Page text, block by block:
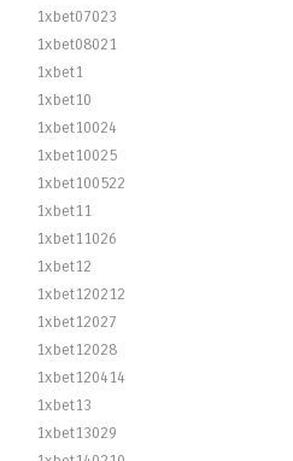
1xbet07023
1xbet08021
1xbet1
1xbet10
1xbet10024
1xbet10025
1xbet100522
1xbet11
1xbet11026
1xbet12
1xbet120212
1xbet12027
1xbet12028
1xbet120414
1xbet13
1xbet13029